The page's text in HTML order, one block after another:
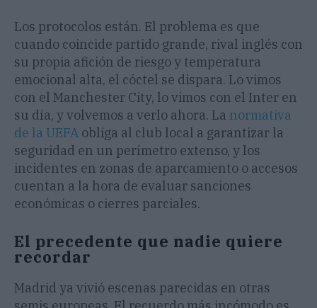
Los protocolos están. El problema es que
cuando coincide partido grande, rival inglés con
su propia afición de riesgo y temperatura
emocional alta, el cóctel se dispara. Lo vimos
con el Manchester City, lo vimos con el Inter en
su día, y volvemos a verlo ahora. La normativa
de la UEFA obliga al club local a garantizar la
seguridad en un perímetro extenso, y los
incidentes en zonas de aparcamiento o accesos
cuentan a la hora de evaluar sanciones
económicas o cierres parciales.
El precedente que nadie quiere
recordar
Madrid ya vivió escenas parecidas en otras